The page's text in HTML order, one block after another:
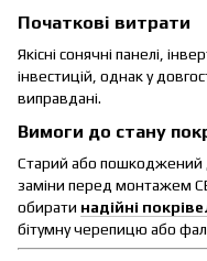
Початкові витрати
Якісні сонячні панелі,
інвестицій, однак у
виправдані.
Вимоги до стану
Старий або пошкоджений
заміни перед монтажем
обирати надійні
бітумну черепицю або